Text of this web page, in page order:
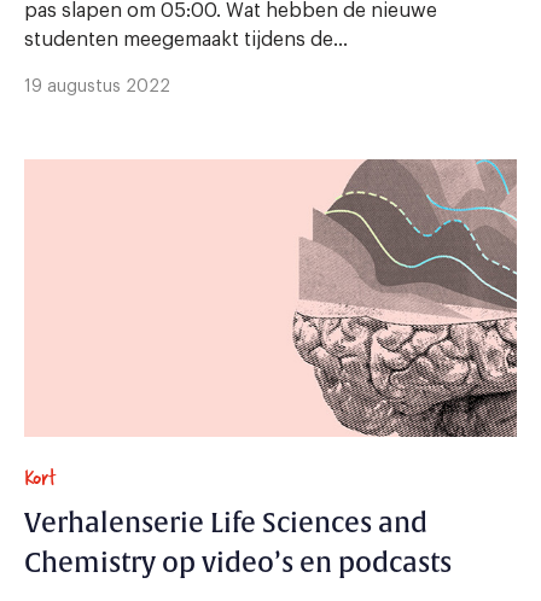
pas slapen om 05:00. Wat hebben de nieuwe
studenten meegemaakt tijdens de...
19 augustus 2022
Kort
Verhalenserie Life Sciences and
Chemistry op video’s en podcasts